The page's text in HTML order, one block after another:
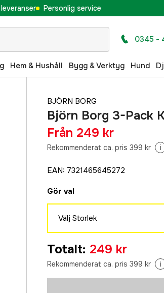
Personlig service
0345 -
Hem & Hushåll Bygg & Verktyg Hund
BJÖRN BORG
Björn Borg 3-Pack
Från 249 kr
Rekommenderat ca. pris 399 kr i
EAN: 7321465645272
Gör val
Välj Storlek
249 kr
M
249 kr
Totalt: 249 kr
Rekommenderat ca. pris 399 kr i